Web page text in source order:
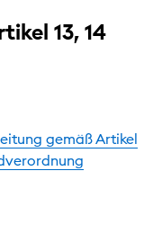
13, 14
gemäß Artikel